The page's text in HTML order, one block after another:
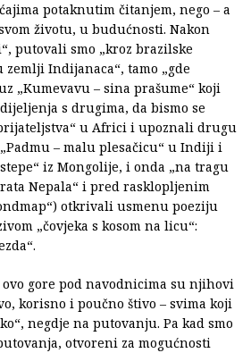
potaknutim čitanjem, nego – a
životu, u budućnosti. Nakon
putovali smo „kroz brazilske
zemlji Indijanaca“, tamo „gde
„Kumevavu – sina prašume“ koji
s drugima, da bismo se
u Africi i upoznali drugu
– malu plesačicu“ u Indiji i
iz Mongolije, i onda „na tragu
Nepala“ i pred rasklopljenim
otkrivali usmenu poeziju
„čovjeka s kosom na licu“:
ovo gore pod navodnicima su njihovi
korisno i poučno štivo – svima koji
negdje na putovanju. Pa kad smo
otvoreni za mogućnosti